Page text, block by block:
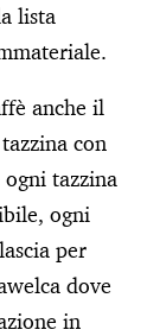
lista
anche il
con
tazzina
ogni
per
dove
in